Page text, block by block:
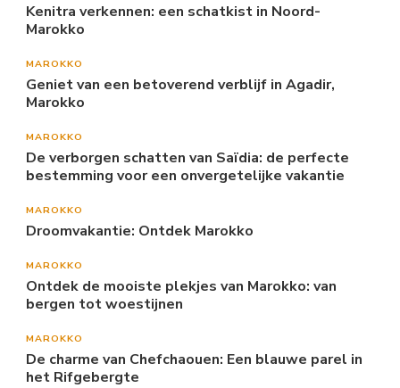
Kenitra verkennen: een schatkist in Noord-
Marokko
MAROKKO
Geniet van een betoverend verblijf in Agadir,
Marokko
MAROKKO
De verborgen schatten van Saïdia: de perfecte
bestemming voor een onvergetelijke vakantie
MAROKKO
Droomvakantie: Ontdek Marokko
MAROKKO
Ontdek de mooiste plekjes van Marokko: van
bergen tot woestijnen
MAROKKO
De charme van Chefchaouen: Een blauwe parel in
het Rifgebergte